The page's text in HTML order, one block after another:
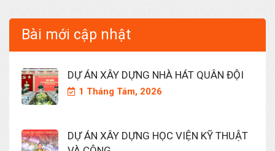
Bài mới cập nhật
DỰ ÁN XÂY DỰNG NHÀ HÁT QUÂN ĐỘI
1 Tháng Tám, 2026
DỰ ÁN XÂY DỰNG HỌC VIỆN KỸ THUẬT